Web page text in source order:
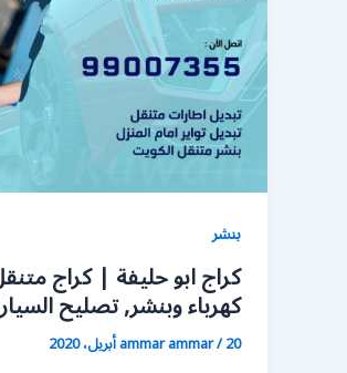
بنشر
كهرباء وبنشر, تصليح
ammar ammar/20 أبريل، 2020